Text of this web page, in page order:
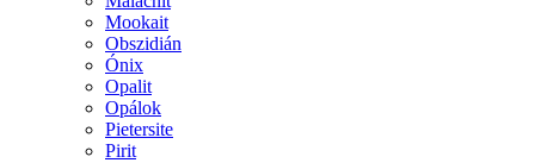
Mookait
Obszidián
Ónix
Opalit
Opálok
Pietersite
Pirit